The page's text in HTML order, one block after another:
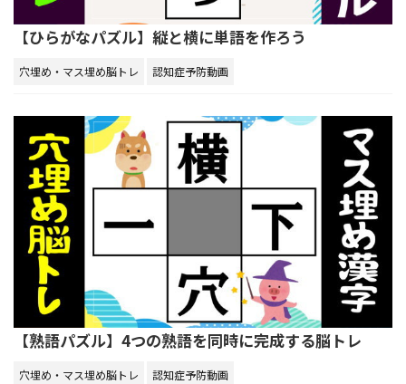
【ひらがなパズル】縦と横に単語を作ろう
穴埋め・マス埋め脳トレ 認知症予防動画
【熟語パズル】4つの熟語を同時に完成する脳トレ
穴埋め・マス埋め脳トレ 認知症予防動画